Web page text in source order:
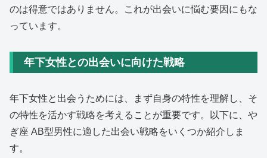
のは得意ではありません。これが出会いに悩む要因にもな
っています。
年下女性との出会いに向けた戦略
年下女性と出会うためには、まず自身の特性を理解し、そ
の特性を活かす戦略を考えることが重要です。以下に、や
ぎ座 AB型男性に適した出会い戦略をいくつか紹介しま
す。